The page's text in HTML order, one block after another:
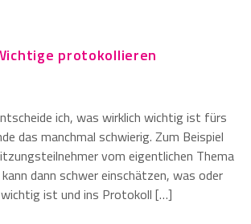
protokollieren
ich, was wirklich wichtig ist fürs
das manchmal schwierig. Zum Beispiel
vom eigentlichen Thema
dann schwer einschätzen, was oder
ist und ins Protokoll […]